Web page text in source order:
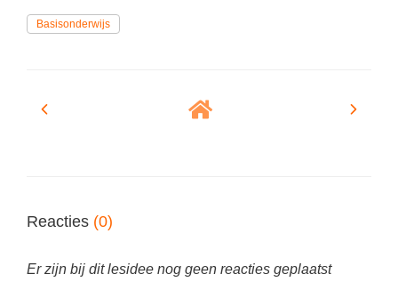
Nederlands
Techniek
Topografie
Frans
LESMATERIAAL
Basisonderwijs
Reacties (0)
Er zijn bij dit lesidee nog geen reacties geplaatst